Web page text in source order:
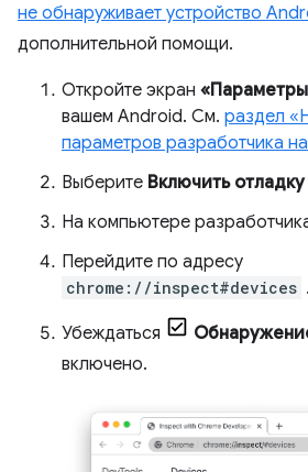
не обнаруживает устройство
дополнительной помощи.
Откройте экран
вашем Android. См. раздел
параметров разработчика
Выберите Включить отладку
На компьютере
Перейдите по адресу
chrome://inspect#devices .
Убеждаться
включено.